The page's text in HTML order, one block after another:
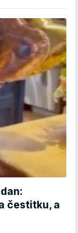
čestitku, a